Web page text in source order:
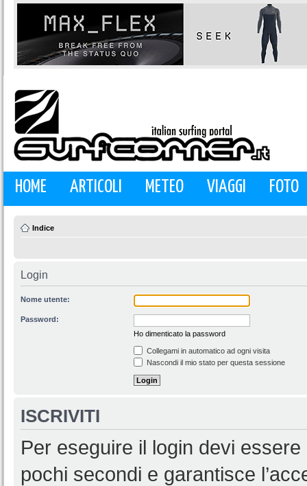
HOME ARTICOLI METEO VIAGGI FOTO
Indice
Login
Nome utente:
Password:
Ho dimenticato la password
Collegami in automatico ad ogni visita
Nascondi il mio stato per questa sessione
ISCRIVITI
Per eseguire il login devi
pochi secondi e garantisce